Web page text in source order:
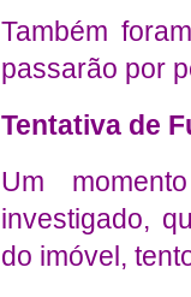
Também
passarão por
Tentativa de
Um
investigado,
do imóvel,